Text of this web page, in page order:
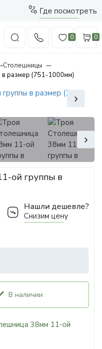
Где посмотреть
0 0
Столешницы
размер (751-1000мм)
ой группы в
Нашли дешевле?
Снизим цену
В наличии
38мм 11-ой